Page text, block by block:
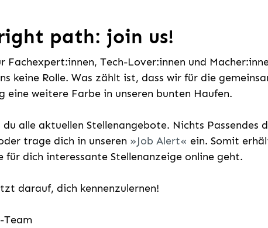
path: join us!
Fachexpert:innen, Tech-Lover:innen und
keine Rolle. Was zählt ist, dass wir für die
eine weitere Farbe in unseren bunten Haufen.
alle aktuellen Stellenangebote. Nichts Passendes
trage dich in unseren Job Alert
ein. Somit
für dich interessante Stellenanzeige online geht.
darauf, dich kennenzulernen!
Team